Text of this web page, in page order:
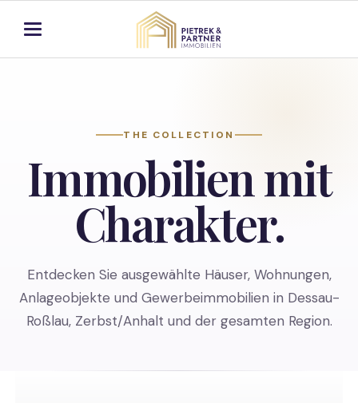
THE COLLECTION
Immobilien mit
Charakter.
Entdecken Sie ausgewählte Häuser, Wohnungen,
Anlageobjekte und Gewerbeimmobilien in Dessau-
Roßlau, Zerbst/Anhalt und der gesamten Region.